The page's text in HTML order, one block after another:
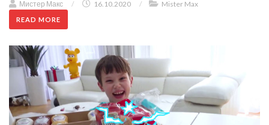
Мистер Макс / 16.10.2020 / Mister Max
READ MORE